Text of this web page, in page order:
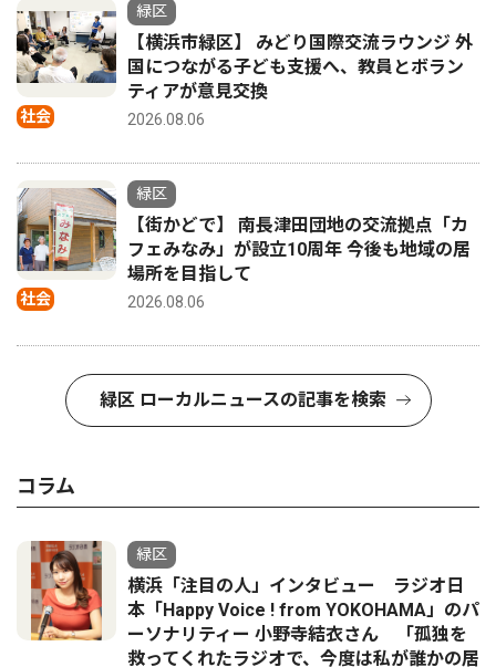
社会
緑区
【横浜市緑区】 みどり国際交流ラウンジ 外
国につながる子ども支援へ、教員とボラン
ティアが意見交換
2026.08.06
社会
緑区
【街かどで】 南長津田団地の交流拠点「カ
フェみなみ」が設立10周年 今後も地域の居
場所を目指して
2026.08.06
緑区 ローカルニュースの記事を検索
コラム
緑区
横浜「注目の人」インタビュー ラジオ日
本「Happy Voice ! from YOKOHAMA」のパ
ーソナリティー 小野寺結衣さん 「孤独を
救ってくれたラジオで、今度は私が誰かの居